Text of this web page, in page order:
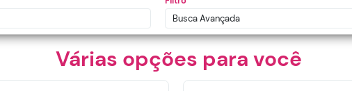
Busca Avançada
Várias opções para você